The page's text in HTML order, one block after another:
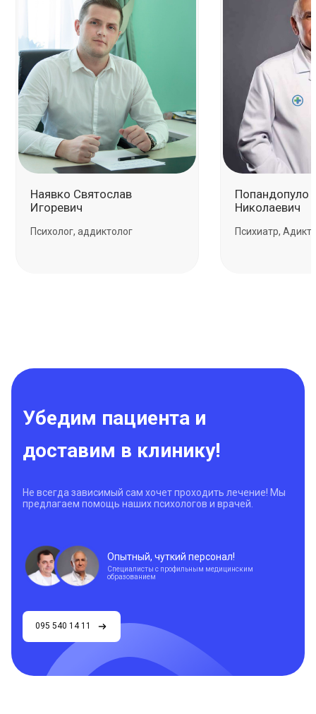
Наявко Святослав
Игоревич
Психолог, аддиктолог
Пoпандoпулo
Никoлаевич
Психиатр,
Убедим пациента и
доставим в клинику!
Не всегда зависимый сам хочет проходить лечение! Мы
предлагаем помощь наших психологов и врачей.
Опытный, чуткий персонал!
Специалисты с профильным медицинским
образованием
095 540 14 11